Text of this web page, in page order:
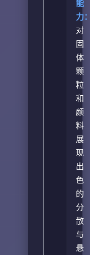
能
力
对
固
体
颗
粒
和
颜
料
展
现
出
色
的
分
散
与
悬